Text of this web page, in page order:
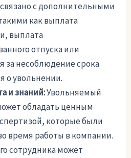
с дополнительными
как выплата
выплата
отпуска или
за несоблюдение срока
о увольнении.
и знаний:Увольняемый
обладать ценным
которые были
время работы в компании.
сотрудника может